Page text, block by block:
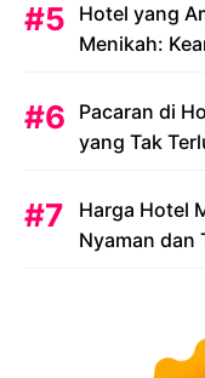
Hotel yang
Menikah:
Pacaran di
yang Tak
Harga Hotel
Nyaman dan